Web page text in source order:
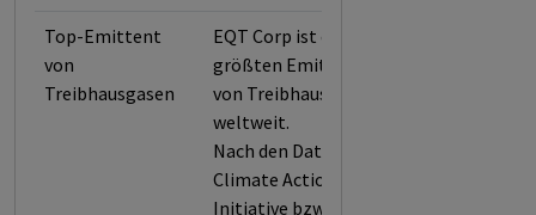
Top-Emittent
von
Treibhausgasen
EQT Corp ist einer der
größten Emittenten
von Treibhausgasen
weltweit.
Nach den Daten der
Climate Action 100+
Initiative bzw. der